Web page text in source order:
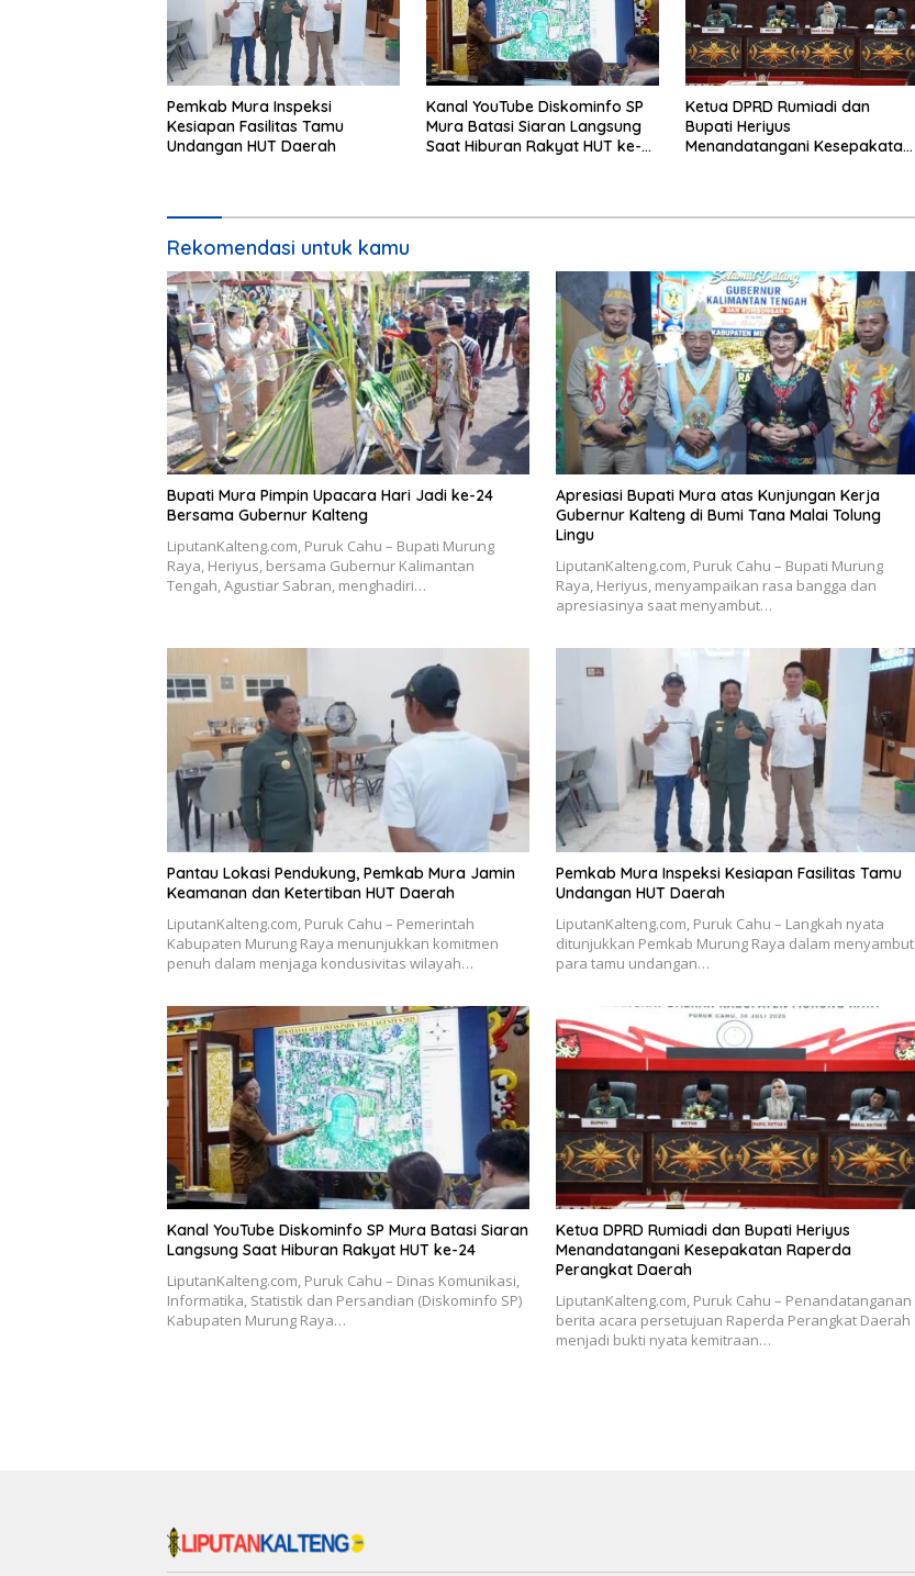
Pemkab Mura Inspeksi
Kesiapan Fasilitas Tamu
Undangan HUT Daerah
Kanal YouTube Diskominfo SP
Mura Batasi Siaran Langsung
Saat Hiburan Rakyat HUT ke-
Ketua DPRD Rumiadi dan
Bupati Heriyus
Menandatangani Kesepakatan
Rekomendasi untuk kamu
Bupati Mura Pimpin Upacara Hari Jadi ke-24
Bersama Gubernur Kalteng
LiputanKalteng.com, Puruk Cahu – Bupati Murung
Raya, Heriyus, bersama Gubernur Kalimantan
Tengah, Agustiar Sabran, menghadiri…
Apresiasi Bupati Mura atas Kunjungan Kerja
Gubernur Kalteng di Bumi Tana Malai Tolung
Lingu
LiputanKalteng.com, Puruk Cahu – Bupati Murung
Raya, Heriyus, menyampaikan rasa bangga dan
apresiasinya saat menyambut…
Pantau Lokasi Pendukung, Pemkab Mura Jamin
Keamanan dan Ketertiban HUT Daerah
LiputanKalteng.com, Puruk Cahu – Pemerintah
Kabupaten Murung Raya menunjukkan komitmen
penuh dalam menjaga kondusivitas wilayah…
Pemkab Mura Inspeksi Kesiapan Fasilitas Tamu
Undangan HUT Daerah
LiputanKalteng.com, Puruk Cahu – Langkah nyata
ditunjukkan Pemkab Murung Raya dalam menyambut
para tamu undangan…
Kanal YouTube Diskominfo SP Mura Batasi Siaran
Langsung Saat Hiburan Rakyat HUT ke-24
LiputanKalteng.com, Puruk Cahu – Dinas Komunikasi,
Informatika, Statistik dan Persandian (Diskominfo SP)
Kabupaten Murung Raya…
Ketua DPRD Rumiadi dan Bupati Heriyus
Menandatangani Kesepakatan Raperda
Perangkat Daerah
LiputanKalteng.com, Puruk Cahu – Penandatanganan
berita acara persetujuan Raperda Perangkat Daerah
menjadi bukti nyata kemitraan…